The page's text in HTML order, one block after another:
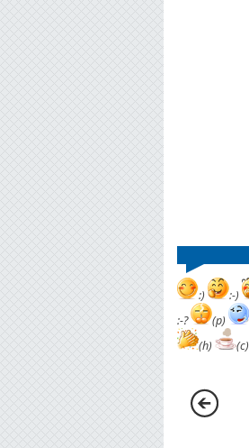
:) :-)
:-?
(p)
(h)
(c)